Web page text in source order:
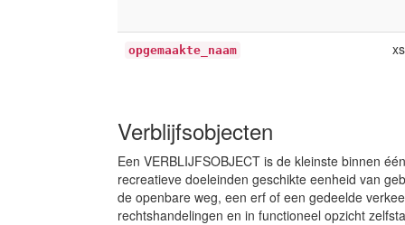
opgemaakte_naam
Verblijfsobjecten
Een VERBLIJFSOBJECT is de kleinste binnen
recreatieve doeleinden geschikte eenheid van
de openbare weg, een erf of een gedeelde
rechtshandelingen en in functioneel opzicht